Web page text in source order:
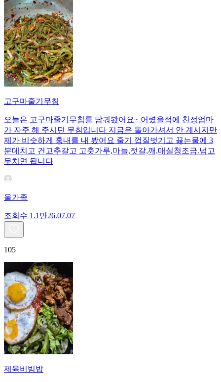
고구마줄기무침
오늘은 고구마줄기무침를 담궈봤어요~ 어렸을적에 친정엄마
가 자주 해 주시던 무침입니다 지금은 돌아가셔서 안 계시지만
제가 비슷하게 훙내를 내 봤어요 줄기 껍질벗기고 끓는물에 3
분데치고 건고추갈고 고춧가루,마늘,젓갈,깨,매실청조금.넘고
무치면 됩니다
울가족
조회수 1.1만26.07.07
105
제육비빔밥